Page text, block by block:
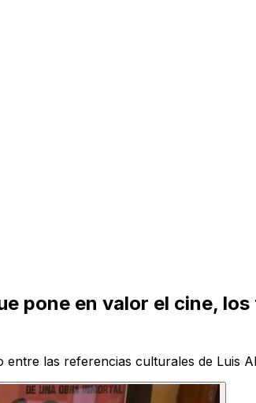
pone en valor el cine,
las referencias culturales de Luis